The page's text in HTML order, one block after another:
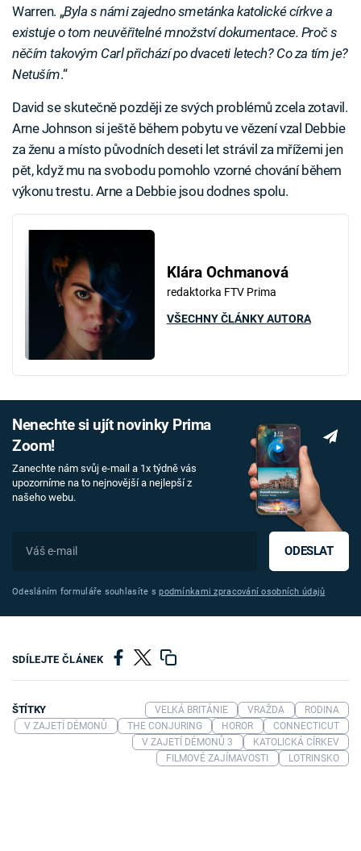
Warren. „Byla s námi zajedno smetánka katolické církve a
existuje o tom neuvěřitelné množství dokumentace. Proč s
něčím takovým Carl přichází po dvaceti letech? Co za tím je?
Netuším.“
David se skutečně později ze svých problémů zcela zotavil.
Arne Johnson si ještě během pobytu ve vězení vzal Debbie
za ženu a místo původních deseti let strávil za mřížemi jen
pět, když mu na svobodu pomohlo vzorné chování během
výkonu trestu. Arne a Debbie jsou dodnes spolu.
Klára Ochmanová
redaktorka FTV Prima
VŠECHNY ČLÁNKY AUTORA
Nenechte si ujít novinky Prima
Zoom!
Zanechte nám svůj e-mail a 1x týdně vás
upozorníme na to nejnovější a nejlepší z
našeho webu.
ODESLAT
Odesláním formuláře souhlasíte spodmínkami zpracování osobních údajů
SDÍLEJTE ČLÁNEK
ŠTÍTKY VELKÁ BRITÁNIE VRAŽDA
RODINA
V ZAJETÍ DÉMONŮ
THE CONJURING HOROR
CONNECTICUT
V ZAJETÍ DÉMONŮ 3
KATOLICKÁ CÍRKEV
FILMOVÉ ZAJÍMAVOSTI
LOTRINSKO